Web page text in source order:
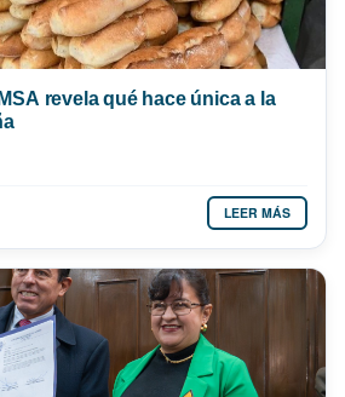
revela qué hace única a la
LEER MÁS